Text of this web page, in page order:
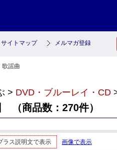
サイトマップ メルマガ登録
歌謡曲
> DVD・ブルーレイ・CD
（商品数：270件）
ラス説明文で表示 画像で表示